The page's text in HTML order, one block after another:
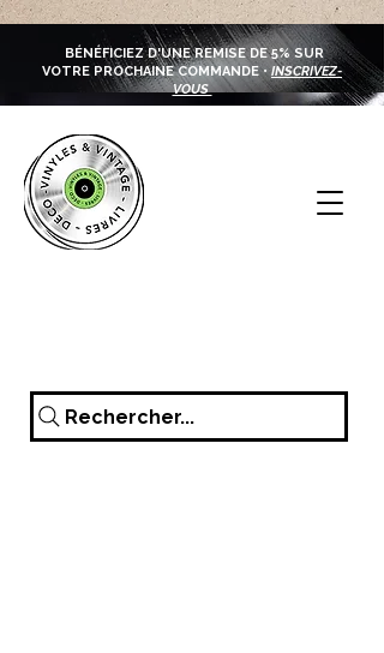
BÉNÉFICIEZ D'UNE REMISE DE 5% SUR
VOTRE PROCHAINE COMMANDE • INSCRIVEZ-
VOUS
Rechercher...